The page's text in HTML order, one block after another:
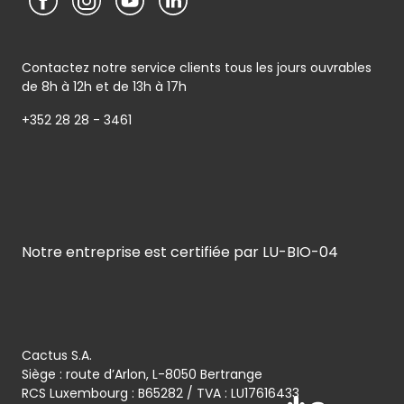
Contactez notre service clients tous les jours ouvrables
de 8h à 12h et de 13h à 17h
+352 28 28 - 3461
Cactus S.A.
Siège : route d’Arlon, L-8050 Bertrange
RCS Luxembourg : B65282 / TVA : LU17616433
Notre entreprise est certifiée par LU-BIO-04